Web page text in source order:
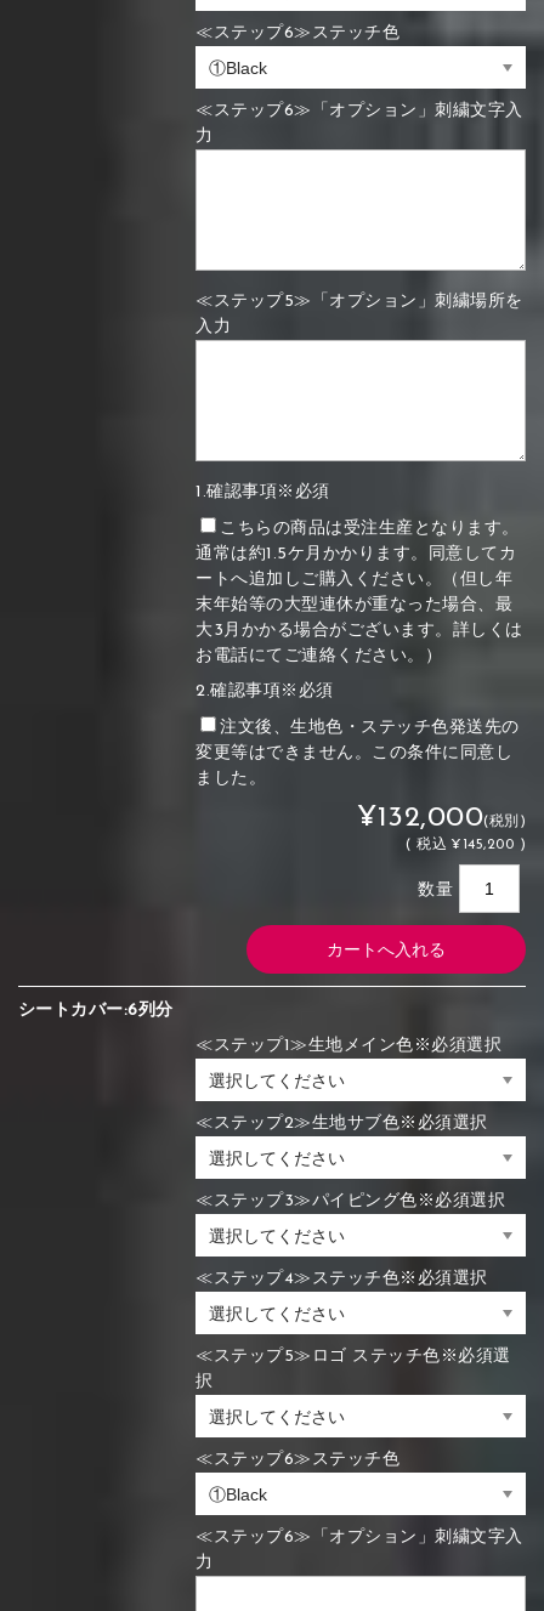
≪ステップ6≫ステッチ色
≪ステップ6≫「オプション」刺繍文字入
力
≪ステップ5≫「オプション」刺繍場所を
入力
1.確認事項※必須
こちらの商品は受注生産となります。
通常は約1.5ケ月かかります。同意してカ
ートへ追加しご購入ください。（但し年
末年始等の大型連休が重なった場合、最
大3月かかる場合がございます。詳しくは
お電話にてご連絡ください。）
2.確認事項※必須
注文後、生地色・ステッチ色発送先の
変更等はできません。この条件に同意し
ました。
¥132,000(税別)
(税込 ¥145,200 )
数量
シートカバー:6列分
≪ステップ1≫生地メイン色※必須選択
≪ステップ2≫生地サブ色※必須選択
≪ステップ3≫パイピング色※必須選択
≪ステップ4≫ステッチ色※必須選択
≪ステップ5≫ロゴ ステッチ色※必須選
択
≪ステップ6≫ステッチ色
≪ステップ6≫「オプション」刺繍文字入
力